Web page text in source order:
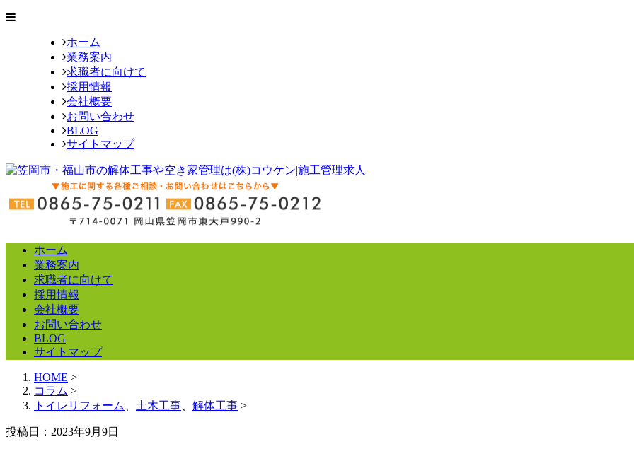
ホーム
業務案内
求職者に向けて
採用情報
会社概要
お問い合わせ
BLOG
サイトマップ
ホーム
業務案内
求職者に向けて
採用情報
会社概要
お問い合わせ
BLOG
サイトマップ
HOME >
コラム >
トイレリフォーム
土木工事 解体工事 >
投稿日： 2023年9月9日